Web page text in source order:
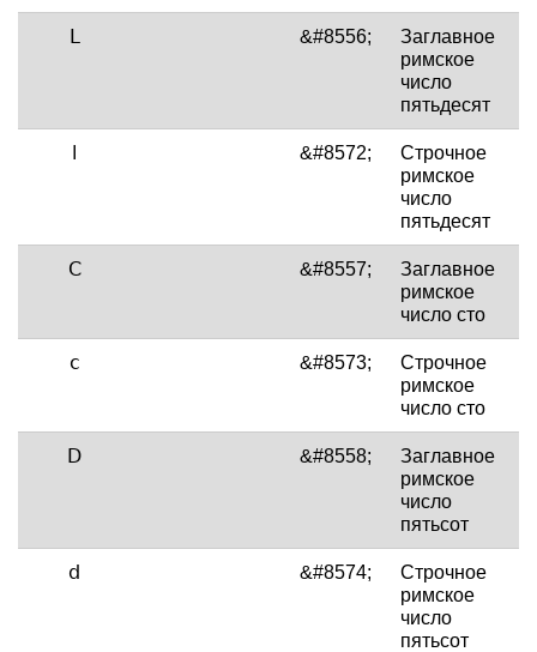
Ⅼ &#8556;
Заглавное
римское
число
пятьдесят
ⅼ &#8572;
Строчное
римское
число
пятьдесят
Ⅽ &#8557;
Заглавное
римское
число сто
ⅽ &#8573;
Строчное
римское
число сто
Ⅾ &#8558;
Заглавное
римское
число
пятьсот
ⅾ &#8574;
Строчное
римское
число
пятьсот